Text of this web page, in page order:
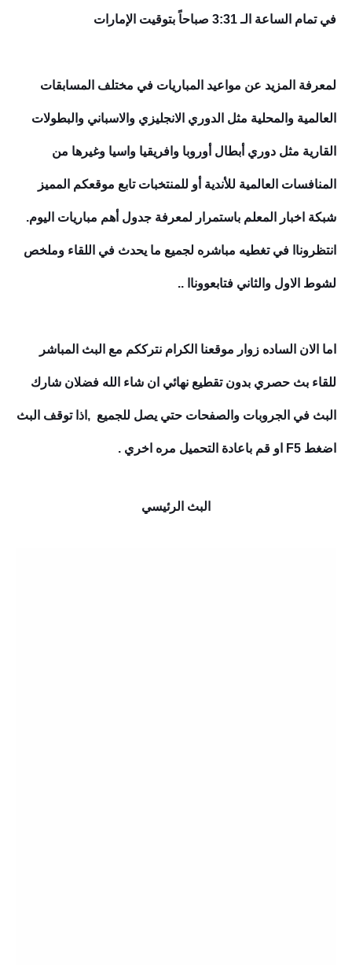
في تمام الساعة الـ 3:31 صباحاً بتوقيت الإمارات
لمعرفة المزيد عن مواعيد المباريات في مختلف المسابقات
العالمية والمحلية مثل الدوري الانجليزي والاسباني والبطولات
القارية مثل دوري أبطال أوروبا وافريقيا واسيا وغيرها من
المنافسات العالمية للأندية أو للمنتخبات تابع موقعكم المميز
شبكة اخبار المعلم باستمرار لمعرفة جدول أهم مباريات اليوم.
انتظروناا في تغطيه مباشره لجميع ما يحدث في اللقاء وملخص
لشوط الاول والثاني فتابعووناا ..
اما الان الساده زوار موقعنا الكرام نترككم مع البث المباشر
للقاء بث حصري بدون تقطيع نهائي ان شاء الله فضلان شارك
البث في الجروبات والصفحات حتي يصل للجميع ,اذا توقف البث
اضغط F5 او قم باعادة التحميل مره اخري .
البث الرئيسي